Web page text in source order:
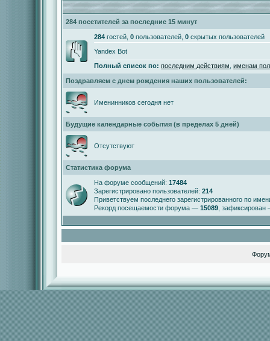
284 посетителей за последние 15 минут
284 гостей, 0 пользователей, 0 скрытых пользователей
Yandex Bot
Полный список по: последним действиям именам
Поздравляем с днем рождения наших пользователей:
Именинников сегодня нет
Будущие календарные события (в пределах 5 дней)
Отсутствуют
Статистика форума
На форуме сообщений: 17484
Зарегистрировано пользователей: 214
Приветствуем последнего зарегистрированного по
Рекорд посещаемости форума — 15089 ,